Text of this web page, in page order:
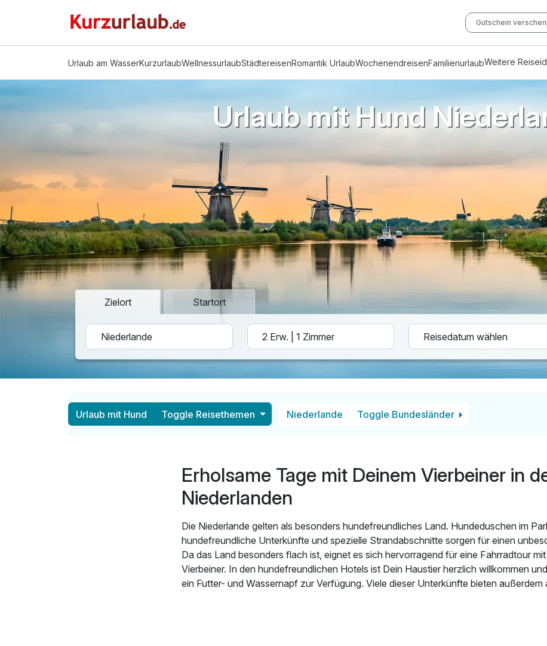
Gutschein
Urlaub am WasserKurzurlaubWellnessurlaubStädtereisenRomantik UrlaubWochenendreisenFamilienurlaubWeitere
Urlaub mit Hund
Zielort Startort
Urlaub mit Hund Toggle Reisethemen Niederlande Toggle Bundesländer
Erholsame Tage mit Deinem Vierbeiner in
Niederlanden
Die Niederlande gelten als besonders hundefreundliches Land. Hundeduschen im
hundefreundliche Unterkünfte und spezielle Strandabschnitte sorgen für einen
Da das Land besonders flach ist, eignet es sich hervorragend für eine Fahrradtour
Vierbeiner. In den hundefreundlichen Hotels ist Dein Haustier herzlich willkommen
ein Futter- und Wassernapf zur Verfügung. Viele dieser Unterkünfte bieten außerdem